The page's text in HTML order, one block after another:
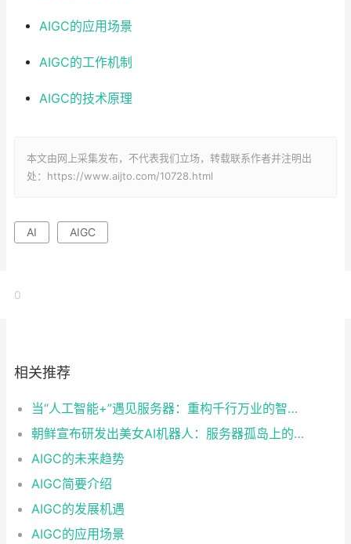
AIGC的应用场景
AIGC的工作机制
AIGC的技术原理
本文由网上采集发布，不代表我们立场，转载联系作者并注明出
处：https://www.aijto.com/10728.html
AI AIGC
0
相关推荐
当“人工智能+”遇见服务器：重构千行万业的智能基座
朝鲜宣布研发出美女AI机器人：服务器孤岛上的技术突围与现实困境
AIGC的未来趋势
AIGC简要介绍
AIGC的发展机遇
AIGC的应用场景